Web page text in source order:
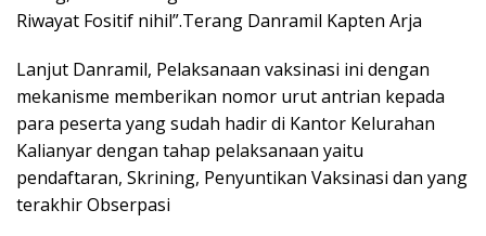
Riwayat Fositif nihil”.Terang Danramil Kapten Arja
Lanjut Danramil, Pelaksanaan vaksinasi ini dengan
mekanisme memberikan nomor urut antrian kepada
para peserta yang sudah hadir di Kantor Kelurahan
Kalianyar dengan tahap pelaksanaan yaitu
pendaftaran, Skrining, Penyuntikan Vaksinasi dan yang
terakhir Obserpasi